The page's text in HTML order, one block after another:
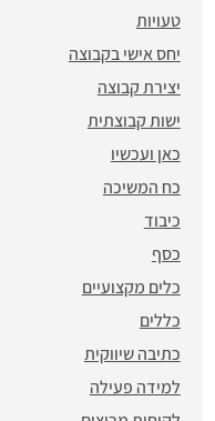
טעויות
יחס אישי בקבוצה
יצירת קבוצה
ישות קבוצתית
כאן ועכשיו
כח המשיכה
כיבוד
כסף
כלים מקצועיים
כללים
כתיבה שיווקית
למידה פעילה